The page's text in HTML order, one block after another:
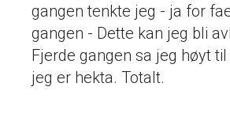
gangen tenkte jeg - ja for
gangen - Dette kan jeg bli
Fjerde gangen sa jeg høyt
jeg er hekta. Totalt.